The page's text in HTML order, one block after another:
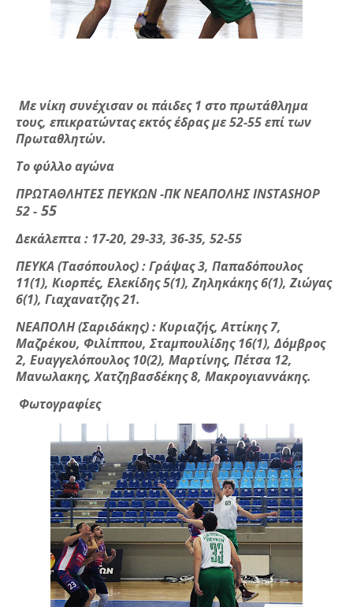
Με νίκη συνέχισαν οι πάιδες 1 στο πρωτάθλημα
τους, επικρατώντας εκτός έδρας με 52-55 επί των
Πρωταθλητών.
Το φύλλο αγώνα
ΠΡΩΤΑΘΛΗΤΕΣ ΠΕΥΚΩΝ -ΠΚ ΝΕΑΠΟΛΗΣ INSTASHOP
52 - 55
Δεκάλεπτα : 17-20, 29-33, 36-35, 52-55
ΠΕΥΚΑ (Τασόπουλος) : Γράψας 3, Παπαδόπουλος
11(1), Κιορπές, Ελεκίδης 5(1), Ζηληκάκης 6(1), Ζιώγας
6(1), Γιαχανατζης 21.
ΝΕΑΠΟΛΗ (Σαριδάκης) : Κυριαζής, Αττίκης 7,
Μαζρέκου, Φιλίππου, Σταμπουλίδης 16(1), Δόμβρος
2, Ευαγγελόπουλος 10(2), Μαρτίνης, Πέτσα 12,
Μανωλακης, Χατζηβασδέκης 8, Μακρογιαννάκης.
Φωτογραφίες